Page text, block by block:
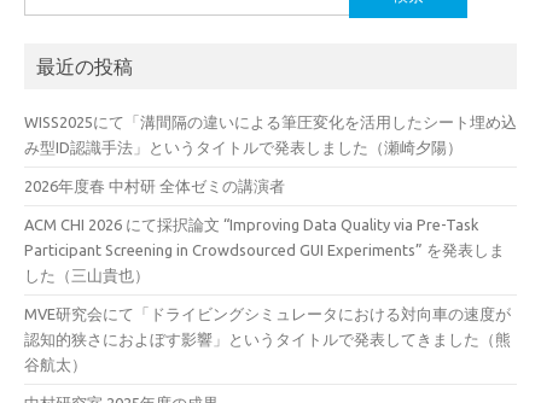
索:
最近の投稿
WISS2025にて「溝間隔の違いによる筆圧変化を活用したシート埋め込
み型ID認識手法」というタイトルで発表しました（瀬崎夕陽）
2026年度春 中村研 全体ゼミの講演者
ACM CHI 2026 にて採択論文 “Improving Data Quality via Pre-Task
Participant Screening in Crowdsourced GUI Experiments” を発表しま
した（三山貴也）
MVE研究会にて「ドライビングシミュレータにおける対向車の速度が
認知的狭さにおよぼす影響」というタイトルで発表してきました（熊
谷航太）